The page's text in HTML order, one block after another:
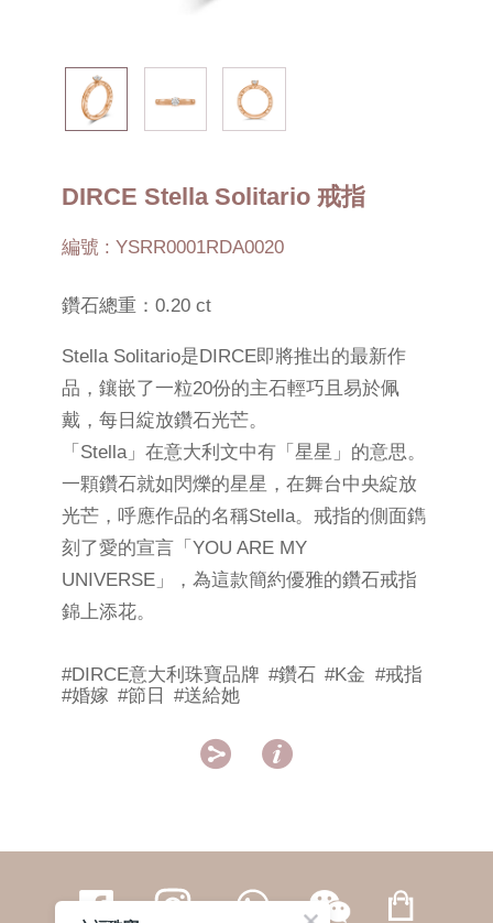
DIRCE Stella Solitario 戒指
編號 : YSRR0001RDA0020
鑽石總重：0.20 ct
Stella Solitario是DIRCE即將推出的最新作
品，鑲嵌了一粒20份的主石輕巧且易於佩
戴，每日綻放鑽石光芒。
「Stella」在意大利文中有「星星」的意思。
一顆鑽石就如閃爍的星星，在舞台中央綻放
光芒，呼應作品的名稱Stella。戒指的側面鐫
刻了愛的宣言「YOU ARE MY
UNIVERSE」，為這款簡約優雅的鑽石戒指
錦上添花。
#DIRCE意大利珠寶品牌 #鑽石 #K金 #戒指
#婚嫁 #節日 #送給她
 